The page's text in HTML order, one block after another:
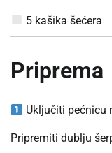
5 kašika šećera
Priprema
Uključiti pećnicu
Pripremiti dublju